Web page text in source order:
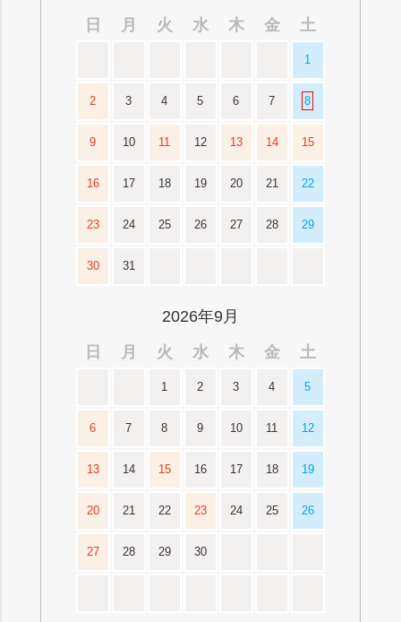
日
月 火 水 木 金 土
1
2 3 4 5 6 7 8
9 10 11 12 13 14 15
16 17 18 19 20 21 22
23 24 25 26 27 28 29
30 31
2026年9月
日
月 火 水 木 金 土
1 2 3 4 5
6 7 8 9 10 11 12
13 14 15 16 17 18 19
20 21 22 23 24 25 26
27 28 29 30